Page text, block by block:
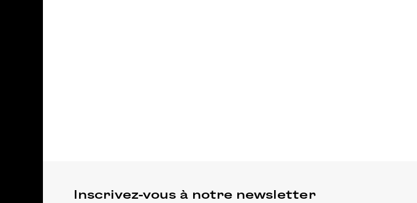
Inscrivez-vous à notre newsletter